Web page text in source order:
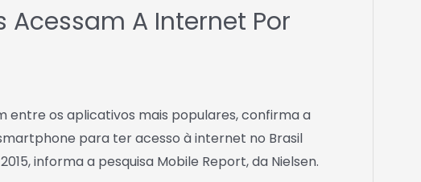
Acessam A Internet Por
entre os aplicativos mais populares, confirma a
para ter acesso à internet no Brasil
informa a pesquisa Mobile Report, da Nielsen.